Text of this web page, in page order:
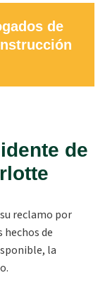
de
de
reclamo por
de
la